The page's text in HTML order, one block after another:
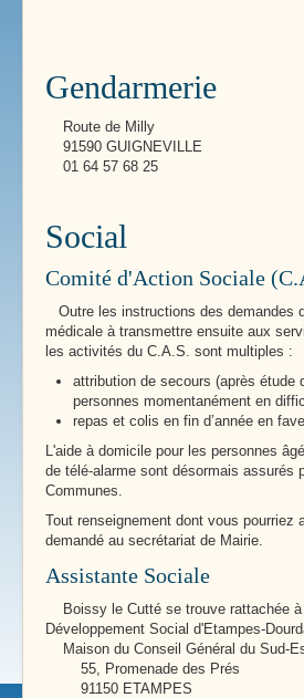
Gendarmerie
Route de Milly
91590 GUIGNEVILLE
01 64 57 68 25
Social
Comité d'Action Sociale
Outre les instructions des demandes
médicale à transmettre ensuite aux
les activités du C.A.S. sont multiples :
attribution de secours (après étude
personnes momentanément en
repas et colis en fin d’année en
L'aide à domicile pour les personnes
de télé-alarme sont désormais assurés
Communes.
Tout renseignement dont vous pourriez
demandé au secrétariat de Mairie.
Assistante Sociale
Boissy le Cutté se trouve rattachée à
Développement Social d'Etampes-
Maison du Conseil Général du Sud-
55, Promenade des Prés
91150 ETAMPES